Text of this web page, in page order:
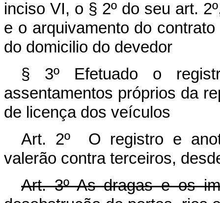
inciso VI, o § 2º do seu art.
e o arquivamento do
do domicilio do devedor
§ 3º Efetuado o
assentamentos próprios da
de licença dos veículos
Art. 2º O registro e
valerão contra terceiros,
Art. 3º As dragas e os